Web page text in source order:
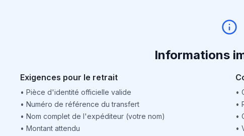
Informations
Exigences pour le retrait
• Pièce d'identité officielle valide
• Numéro de référence du transfert
• Nom complet de l'expéditeur (votre nom)
• Montant attendu
•
•
•
•